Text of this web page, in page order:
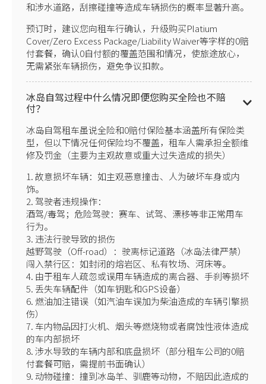
和涉水道路，刮擦碰撞等造成车辆损伤的概率显著升高。
预订时，建议您向租车行确认，升级购买Platium
Cover/Zero Excess Package/Liability Waiver等字样的0赔
付套餐，确认0自付额的覆盖范围和情况，使旅途放心，
无需紧张车辆损伤，避免争议扣款。
冰岛自驾过程中什么情况即便您购买全险也不赔
付？
冰岛自驾租车虽说全险和0赔付保险基本涵盖所有保险类
型，但以下情况任何保险均不覆盖，租车人需承担全额维
修及罚金（主要为主观故意或重大过失造成的损失）
1. 故意损坏车辆：如主观恶意撞击、人为破坏车身或内
饰。
2. 驾驶者违规操作：
酒驾/毒驾；危险驾驶：赛车、试驾、漂移等非正常用车
行为。
3. 违法行驶导致的损伤
越野驾驶（Off-road）：驶离标记道路（冰岛法律严禁）
闯入禁行区：如封闭的熔岩区、私有牧场、河床等。
4. 由于租车人疏忽或误用车辆造成的离合器、手刹等损坏
5. 丢失车辆配件（如车钥匙和GPS设备）
6. 燃油加注错误（如汽油车误加为柴油造成的车辆引擎损
伤）
7. 车内物品因打火机、烟头等燃烧物或者腐蚀性液体造成
的车内部损坏
8. 涉水导致的车辆内部和底盘损坏（部分租车公司的0赔
付套餐可赔，需提前书面确认）
9. 动物碰撞：撞到冰岛羊、驯鹿等动物，不赔因此造成的